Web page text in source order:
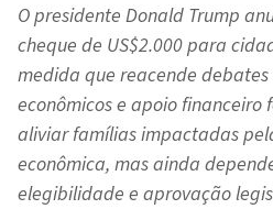
O presidente Donald Trump
cheque de US$2.000 para
medida que reacende debates
econômicos e apoio financeiro
aliviar famílias impactadas
econômica, mas ainda
elegibilidade e aprovação